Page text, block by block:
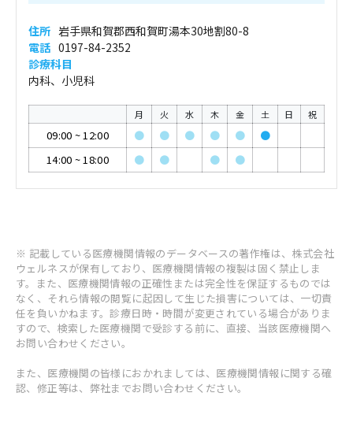
住所 岩手県和賀郡西和賀町湯本30地割80-8
電話 0197-84-2352
診療科目
内科、小児科
月 火 水 木 金 土 日 祝
09:00 ~12:00 ● ● ● ● ●
●
14:00 ~18:00 ● ● ● ●
※ 記載している医療機関情報のデータベースの著作権は、株式会社
ウェルネスが保有しており、医療機関情報の複製は固く禁止しま
す。また、医療機関情報の正確性または完全性を保証するものでは
なく、それら情報の閲覧に起因して生じた損害については、一切責
任を負いかねます。診療日時・時間が変更されている場合がありま
すので、検索した医療機関で受診する前に、直接、当該医療機関へ
お問い合わせください。
また、医療機関の皆様におかれましては、医療機関情報に関する確
認、修正等は、弊社までお問い合わせください。